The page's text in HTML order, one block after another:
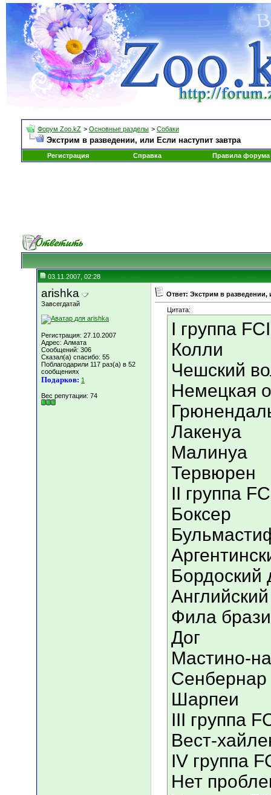
Форум Zoo.kZ > Основные разделы > Собаки
Экстрим в разведении, или Если наступит завтра
Регистрация Справка Правила форума
03.11.2007, 02:28
arishka
Завсегдатай
Регистрация: 27.10.2007
Адрес: Алмата
Сообщений: 306
Сказал(а) спасибо: 55
Поблагодарили 117 раз(а) в 52
сообщениях
Подарков: 1
Вес репутации: 74
Ответ: Экстрим в разведении,
Цитата:
I группа FCI
Колли
Чешский
Немецкая
Лакенуа
Малинуа
Тервюрен
II группа
Боксер
Бордоский
Фила
Дог
Мастино-
Сенбернар
Шарпеи
III группа
Вест-
IV группа
Нет